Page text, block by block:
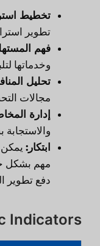
تخطيط
تطوير
فهم
وخدماتها
تحليل
مجالات
إدارة
ابتكار: يمكن
مهم بشكل
دفع تطوير
Indicators